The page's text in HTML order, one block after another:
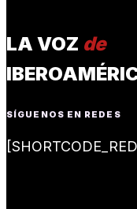
LA VOZ de
SÍGUENOS EN REDES